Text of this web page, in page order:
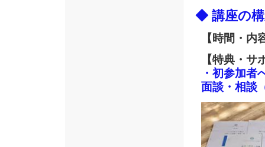
◆ 講座の
【時間・
【特典・サ
・初参加者
面談・相談